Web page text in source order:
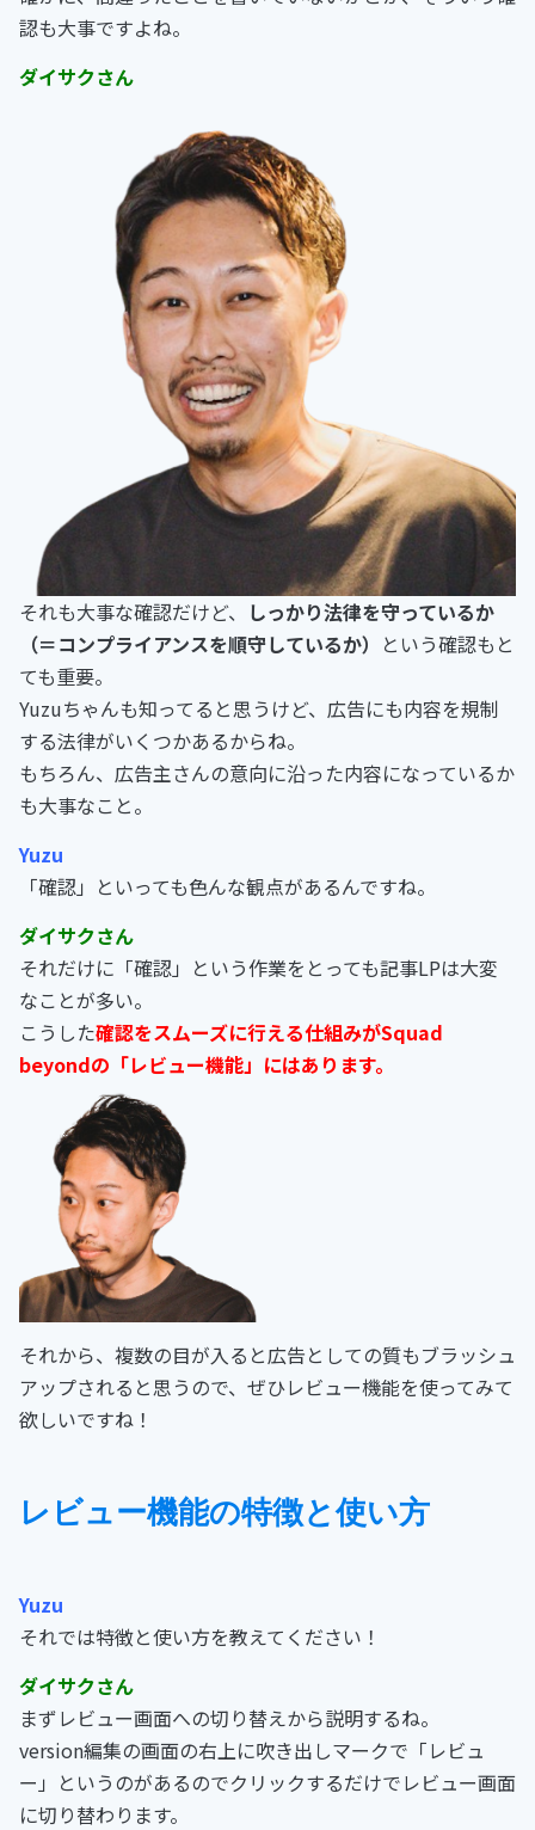
認も大事ですよね。
ダイサクさん
それも大事な確認だけど、 しっかり法律を守っているか
（＝コンプライアンスを順守しているか） という確認もと
ても重要。
Yuzuちゃんも知ってると思うけど、広告にも内容を規制
する法律がいくつかあるからね。
もちろん、広告主さんの意向に沿った内容になっているか
も大事なこと。
Yuzu
「確認」といっても色んな観点があるんですね。
ダイサクさん
それだけに「確認」という作業をとっても記事LPは大変
なことが多い。
こうした確認をスムーズに行える仕組みがSquad
beyondの「レビュー機能」にはあります。
それから、複数の目が入ると広告としての質もブラッシュ
アップされると思うので、ぜひレビュー機能を使ってみて
欲しいですね！
レビュー機能の特徴と使い方
Yuzu
それでは特徴と使い方を教えてください！
ダイサクさん
まずレビュー画面への切り替えから説明するね。
version編集の画面の右上に吹き出しマークで「レビュ
ー」というのがあるのでクリックするだけでレビュー画面
に切り替わります。